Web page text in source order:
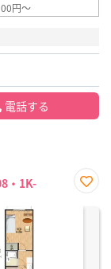
円～
電話する
・1K-
に入